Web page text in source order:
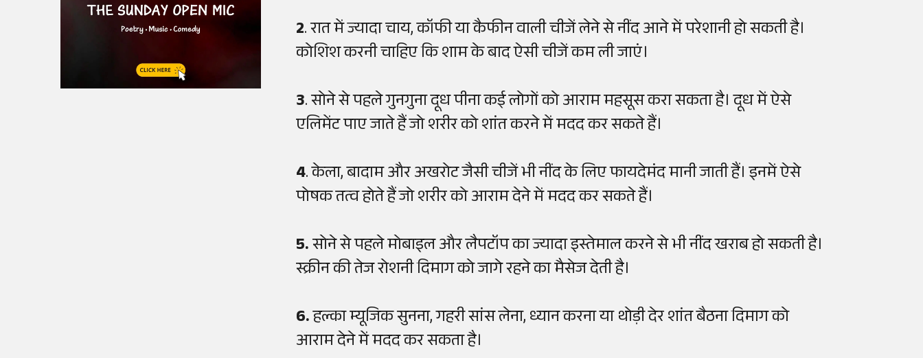
2. रात में ज्यादा चाय, कॉफी या कैफीन वाली चीजें लेने से नींद आने में परेशानी हो सकती है।
कोशिश करनी चाहिए कि शाम के बाद ऐसी चीजें कम ली जाएं।
3. सोने से पहले गुनगुना दूध पीना कई लोगों को आराम महसूस करा सकता है। दूध में ऐसे
एलिमेंट पाए जाते हैं जो शरीर को शांत करने में मदद कर सकते हैं।
4. केला, बादाम और अखरोट जैसी चीजें भी नींद के लिए फायदेमंद मानी जाती हैं। इनमें ऐसे
पोषक तत्व होते हैं जो शरीर को आराम देने में मदद कर सकते हैं।
5.सोने से पहले मोबाइल और लैपटॉप का ज्यादा इस्तेमाल करने से भी नींद खराब हो सकती है।
स्क्रीन की तेज रोशनी दिमाग को जागे रहने का मैसेज देती है।
6.हल्का म्यूजिक सुनना, गहरी सांस लेना, ध्यान करना या थोड़ी देर शांत बैठना दिमाग को
आराम देने में मदद कर सकता है।